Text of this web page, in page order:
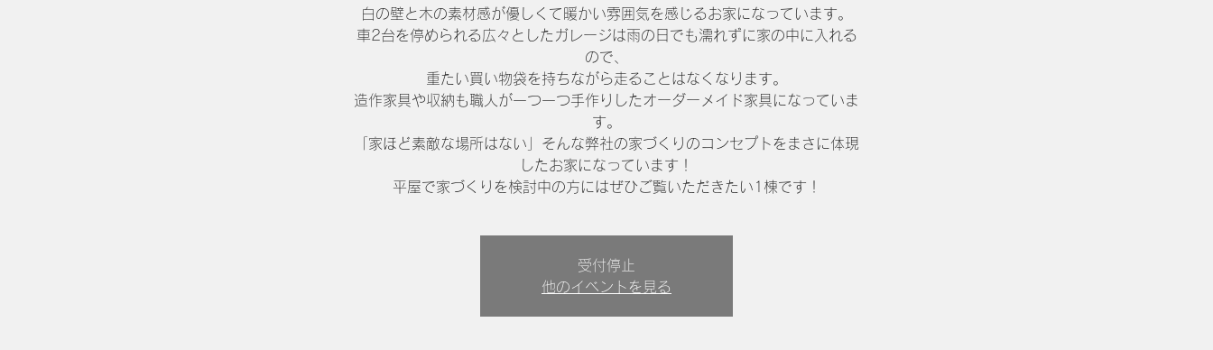
白の壁と木の素材感が優しくて暖かい雰囲気を感じるお家になっています。
車2台を停められる広々としたガレージは雨の日でも濡れずに家の中に入れる
ので、
重たい買い物袋を持ちながら走ることはなくなります。
造作家具や収納も職人が一つ一つ手作りしたオーダーメイド家具になっていま
す。
「家ほど素敵な場所はない」そんな弊社の家づくりのコンセプトをまさに体現
したお家になっています！
平屋で家づくりを検討中の方にはぜひご覧いただきたい1棟です！
受付停止
他のイベントを見る